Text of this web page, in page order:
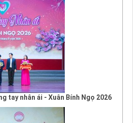
tay nhân ái - Xuân Bính Ngọ 2026